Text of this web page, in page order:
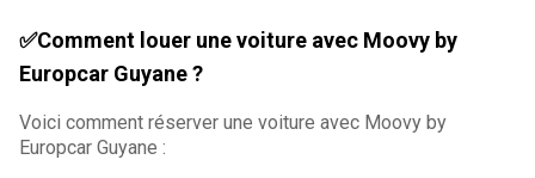
✅Comment louer une voiture avec Moovy by
Europcar Guyane ?
Voici comment réserver une voiture avec Moovy by
Europcar Guyane :